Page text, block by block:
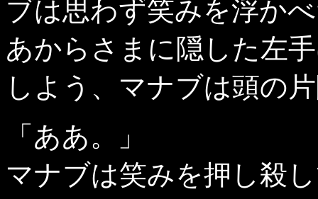
ブは思わず笑みを浮か
あからさまに隠した左
しよう、マナブは頭の
「ああ。」
マナブは笑みを押し殺